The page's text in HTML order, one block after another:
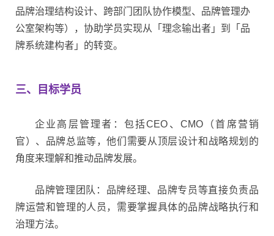
品牌治理结构设计、跨部门团队协作模型、品牌管理办
公室架构等），协助学员实现从「理念输出者」到「品
牌系统建构者」的转变。
三、目标学员
企业高层管理者： 包括CEO、CMO（首席营销
官）、品牌总监等，他们需要从顶层设计和战略规划的
角度来理解和推动品牌发展。
品牌管理团队： 品牌经理、品牌专员等直接负责品
牌运营和管理的人员，需要掌握具体的品牌战略执行和
治理方法。